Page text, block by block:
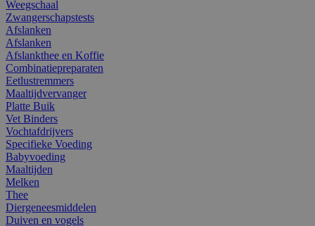
Weegschaal
Zwangerschapstests
Afslanken
Afslanken
Afslankthee en Koffie
Combinatiepreparaten
Eetlustremmers
Maaltijdvervanger
Platte Buik
Vet Binders
Vochtafdrijvers
Specifieke Voeding
Babyvoeding
Maaltijden
Melken
Thee
Diergeneesmiddelen
Duiven en vogels